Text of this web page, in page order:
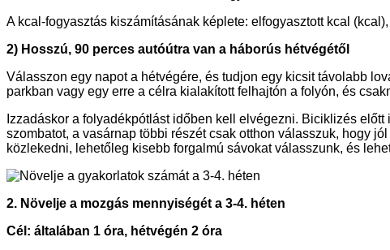
A kcal-fogyasztás kiszámításának képlete: elfogyasztott kcal
2) Hosszú, 90 perces autóútra van a háborús hétvégétől
Válasszon egy napot a hétvégére, és tudjon egy kicsit távolabb
parkban vagy egy erre a célra kialakított felhajtón a folyón, és
Izzadáskor a folyadékpótlást időben kell elvégezni. Biciklizés
szombatot, a vasárnap többi részét csak otthon válasszuk, hogy
közlekedni, lehetőleg kisebb forgalmú sávokat válasszunk, és
2. Növelje a mozgás mennyiségét a 3-4. héten
Cél: általában 1 óra, hétvégén 2 óra